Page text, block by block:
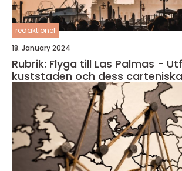
redaktionel
18. January 2024
Rubrik: Flyga till Las Palmas -
kuststaden och dess